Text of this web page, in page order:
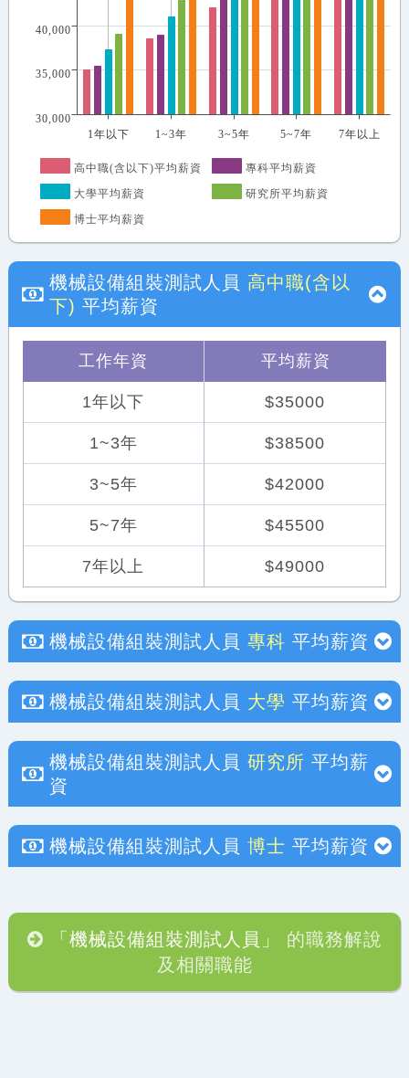
1年以下 1~3年 3~5年 5~7年 7年以上
30,000
35,000
40,000
高中職(含以下)平均薪資
專科平均薪資
大學平均薪資
研究所平均薪資
博士平均薪資
機械設備組裝測試人員 高中職(含以
下) 平均薪資
工作年資 平均薪資
1年以下
1~3年
3~5年
5~7年
7年以上
$35000
$38500
$42000
$45500
$49000
機械設備組裝測試人員 專科 平均薪資
機械設備組裝測試人員 大學 平均薪資
機械設備組裝測試人員 研究所 平均薪
資
機械設備組裝測試人員 博士 平均薪資
「機械設備組裝測試人員」
的職務解說
及相關職能